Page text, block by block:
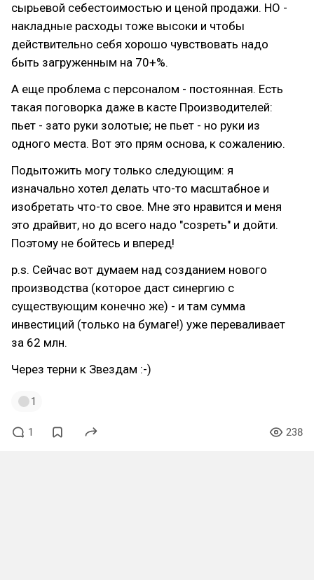
сырьевой себестоимостью и ценой продажи. НО -
накладные расходы тоже высоки и чтобы
действительно себя хорошо чувствовать надо
быть загруженным на 70+%.
А еще проблема с персоналом - постоянная. Есть
такая поговорка даже в касте Производителей:
пьет - зато руки золотые; не пьет - но руки из
одного места. Вот это прям основа, к сожалению.
Подытожить могу только следующим: я
изначально хотел делать что-то масштабное и
изобретать что-то свое. Мне это нравится и меня
это драйвит, но до всего надо "созреть" и дойти.
Поэтому не бойтесь и вперед!
p.s. Сейчас вот думаем над созданием нового
производства (которое даст синергию с
существующим конечно же) - и там сумма
инвестиций (только на бумаге!) уже переваливает
за 62 млн.
Через терни к Звездам :-)
1
1 238